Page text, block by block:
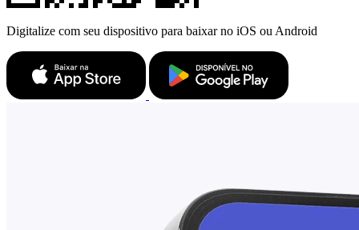
Digitalize com seu dispositivo para baixar no iOS ou Android